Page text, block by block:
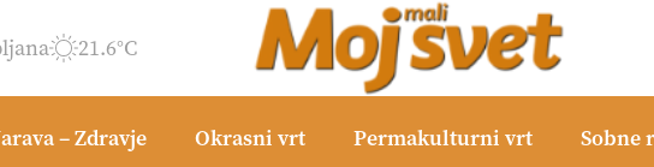
21.6°C
– Zdravje Okrasni vrt Permakulturni vrt Sobne